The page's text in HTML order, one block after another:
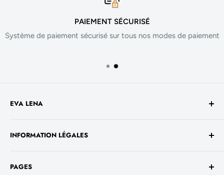
PAIEMENT SÉCURISÉ
Système de paiement sécurisé sur tous nos modes de paiement
EVA LENA
1930 Luxembourg
+352 661 949 582
INFORMATION LÉGALES
Mentions légales
PAGES